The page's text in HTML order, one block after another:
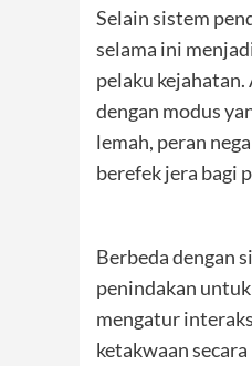
Selain sistem
selama ini
pelaku kejahatan.
dengan modus
lemah, peran
berefek jera bagi
Berbeda dengan
penindakan
mengatur
ketakwaan